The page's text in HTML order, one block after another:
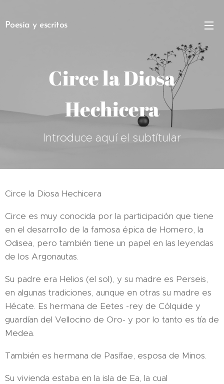
Poesía y escritos
Circe la Diosa
Hechicera
Introduce aquí el subtítular
Circe la Diosa Hechicera
Circe es muy conocida por la participación que tiene
en el desarrollo de la famosa épica de Homero, la
Odisea, pero también tiene un papel en las leyendas
de los Argonautas.
Su padre era Helios (el sol), y su madre es Perseis,
en algunas tradiciones, aunque en otras su madre es
Hécate. Es hermana de Eetes -rey de Cólquide y
guardían del Vellocino de Oro- y por lo tanto es tía de
Medea.
También es hermana de Pasífae, esposa de Minos.
Su vivienda estaba en la isla de Ea, la cual